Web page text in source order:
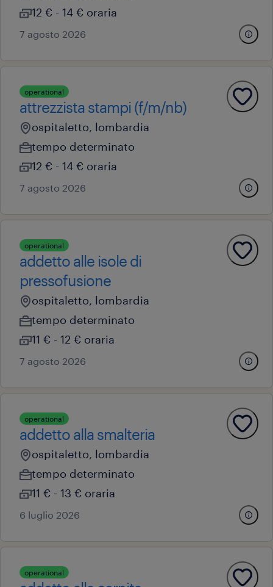
12 € - 14 € oraria
7 agosto 2026
operational
attrezzista stampi (f/m/nb)
ospitaletto, lombardia
tempo determinato
12 € - 14 € oraria
7 agosto 2026
operational
addetto alle isole di
pressofusione
ospitaletto, lombardia
tempo determinato
11 € - 12 € oraria
7 agosto 2026
operational
addetto alla smalteria
ospitaletto, lombardia
tempo determinato
11 € - 13 € oraria
6 luglio 2026
operational